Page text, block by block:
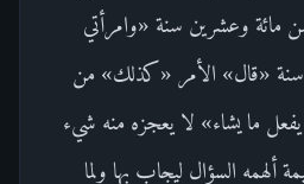
مائة وعشرين سنة «وامرأتي
سنة «قال» الأمر «كذلك» من
يفعل ما يشاء» لا يعجزه منه شيء
ألهمه السؤال ليجاب بها ولما